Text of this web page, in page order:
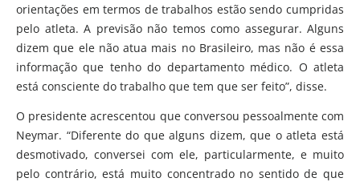
orientações em termos de trabalhos estão sendo cumpridas
pelo atleta. A previsão não temos como assegurar. Alguns
dizem que ele não atua mais no Brasileiro, mas não é essa
informação que tenho do departamento médico. O atleta
está consciente do trabalho que tem que ser feito”, disse.
O presidente acrescentou que conversou pessoalmente com
Neymar. “Diferente do que alguns dizem, que o atleta está
desmotivado, conversei com ele, particularmente, e muito
pelo contrário, está muito concentrado no sentido de que